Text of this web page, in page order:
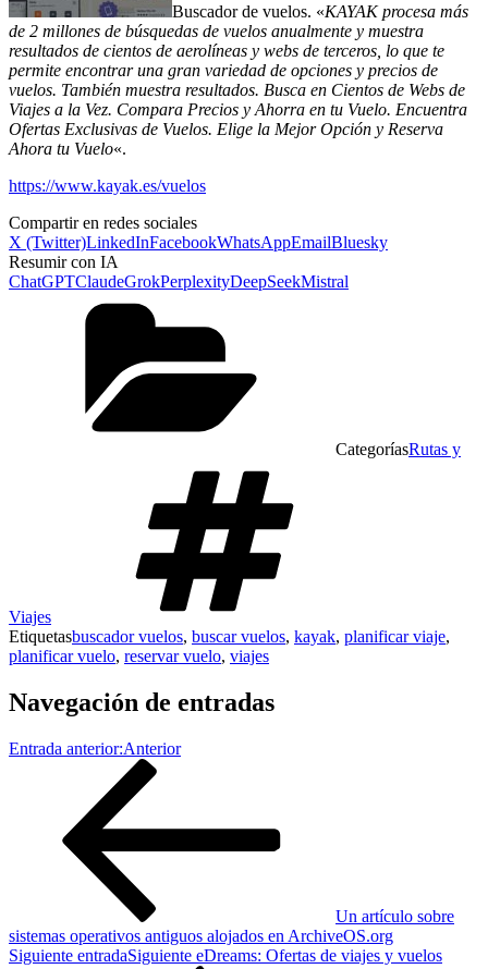
Buscador de vuelos. «KAYAK procesa más
de 2 millones de búsquedas de vuelos anualmente y muestra
resultados de cientos de aerolíneas y webs de terceros, lo que te
permite encontrar una gran variedad de opciones y precios de
vuelos. También muestra resultados. Busca en Cientos de Webs de
Viajes a la Vez. Compara Precios y Ahorra en tu Vuelo. Encuentra
Ofertas Exclusivas de Vuelos. Elige la Mejor Opción y Reserva
Ahora tu Vuelo«.
https://www.kayak.es/vuelos
Compartir en redes sociales
X (Twitter)LinkedInFacebookWhatsAppEmailBluesky
Resumir con IA
ChatGPTClaudeGrokPerplexityDeepSeekMistral
CategoríasRutas y
Viajes
Etiquetasbuscador vuelos, buscar vuelos, kayak, planificar viaje,
planificar vuelo, reservar vuelo, viajes
Navegación de entradas
Entrada anterior:Anterior
Un artículo sobre
sistemas operativos antiguos alojados en ArchiveOS.org
Siguiente entradaSiguiente eDreams: Ofertas de viajes y vuelos